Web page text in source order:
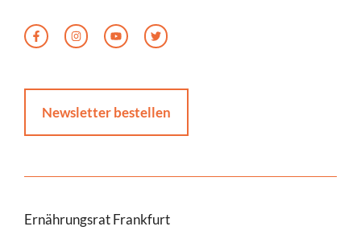
Newsletter bestellen
Ernährungsrat Frankfurt